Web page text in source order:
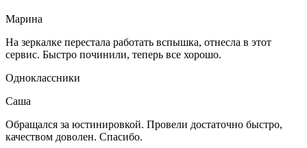
Марина
На зеркалке перестала работать вспышка, отнесла в этот
сервис. Быстро починили, теперь все хорошо.
Одноклассники
Саша
Обращался за юстинировкой. Провели достаточно быстро,
качеством доволен. Спасибо.